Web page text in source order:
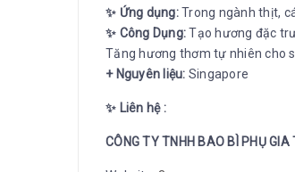
✨ Ứng dụng:Trong ngành thịt,
✨ Công Dụng:Tạo hương đặc
Tăng hương thơm tự nhiên cho
+ Nguyên liệu: Singapore
✨ Liên hệ :
CÔNG TY TNHH BAO BÌ PHỤ GIA